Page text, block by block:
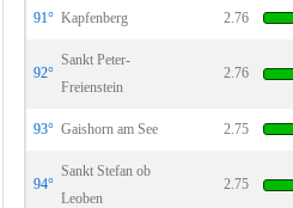
91° Kapfenberg 2.76
92°
Sankt Peter-
Freienstein
2.76
93° Gaishorn am See 2.75
94°
Sankt Stefan ob
Leoben
2.75